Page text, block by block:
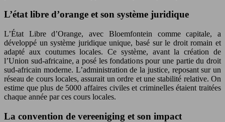
L’état libre d’orange et son système juridique
L’État Libre d’Orange, avec Bloemfontein comme capitale, a
développé un système juridique unique, basé sur le droit romain et
adapté aux coutumes locales. Ce système, avant la création de
l’Union sud-africaine, a posé les fondations pour une partie du droit
sud-africain moderne. L’administration de la justice, reposant sur un
réseau de cours locales, assurait un ordre et une stabilité relative. On
estime que plus de 5000 affaires civiles et criminelles étaient traitées
chaque année par ces cours locales.
La convention de vereeniging et son impact